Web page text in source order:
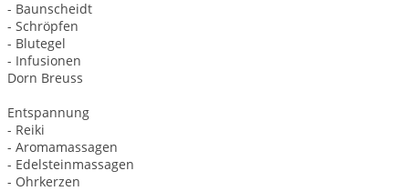
- Baunscheidt
- Schröpfen
- Blutegel
- Infusionen
Dorn Breuss
Entspannung
- Reiki
- Aromamassagen
- Edelsteinmassagen
- Ohrkerzen